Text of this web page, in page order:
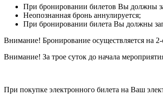
При бронировании билетов Вы должны
Неопознанная бронь аннулируется;
При бронировании билета Вы должны
Внимание! Бронирование осуществляется на 2-
Внимание! За трое суток до начала
При покупке электронного билета на Ваш